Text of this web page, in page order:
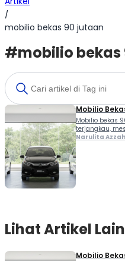
/
mobilio bekas 90 jutaan
#mobilio bekas
Mobilio
Mobilio bekas
terjangkau,
Narulita
Lihat Artikel
Mobilio